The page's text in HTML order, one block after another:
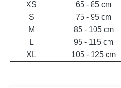
XS
65 - 85 cm
S
75 - 95 cm
M
85 - 105 cm
L
95 - 115 cm
XL
105 - 125 cm